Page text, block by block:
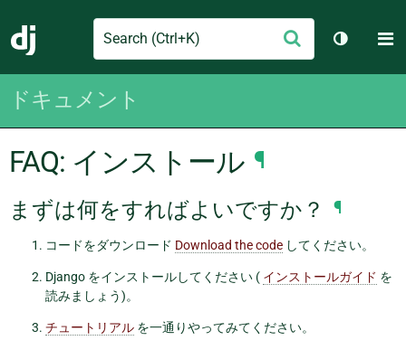
Django
Search
信
テーマ
ドキュメント
FAQ: インストール ¶
まずは何をすればよいですか？ ¶
コードをダウンロード Download the code してください。
Django をインストールしてください ( インストールガイド を
読みましょう)。
チュートリアル を一通りやってみてください。